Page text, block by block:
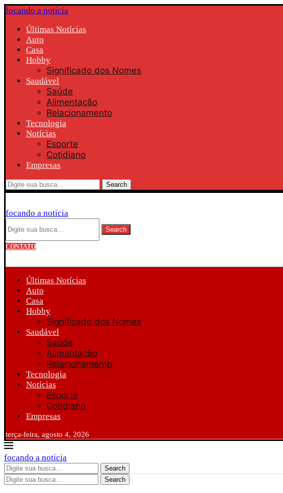
focando a noticia
Últimas Notícias
Auto
Casa
Hobby
Significado dos Nomes
Saudável
Saúde
Alimentação
Relacionamento
Tecnologia
Notícias
Esporte
Cotidiano
Empresas
Search
focando a noticia
Search
CONTATO
Últimas Notícias
Auto
Casa
Hobby
Significado dos Nomes
Saudável
Saúde
Alimentação
Relacionamento
Tecnologia
Notícias
Esporte
Cotidiano
Empresas
terça-feira, agosto 4, 2026
focando a noticia
Search
Search